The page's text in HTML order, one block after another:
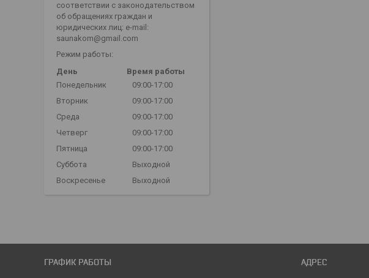
соответствии с законодательством
об обращениях граждан и
юридических лиц: e-mail:
saunakom@gmail.com
Режим работы:
День
Время работы
Понедельник
09:00-17:00
Вторник
09:00-17:00
Среда
09:00-17:00
Четверг
09:00-17:00
Пятница
09:00-17:00
Суббота
Выходной
Воскресенье
Выходной
ГРАФИК РАБОТЫ